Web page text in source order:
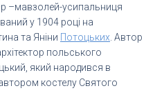
–мавзолей-усипальниця
у 1904 році на
та Яніни Потоцьких . Автор
польського
який народився в
костелу Святого